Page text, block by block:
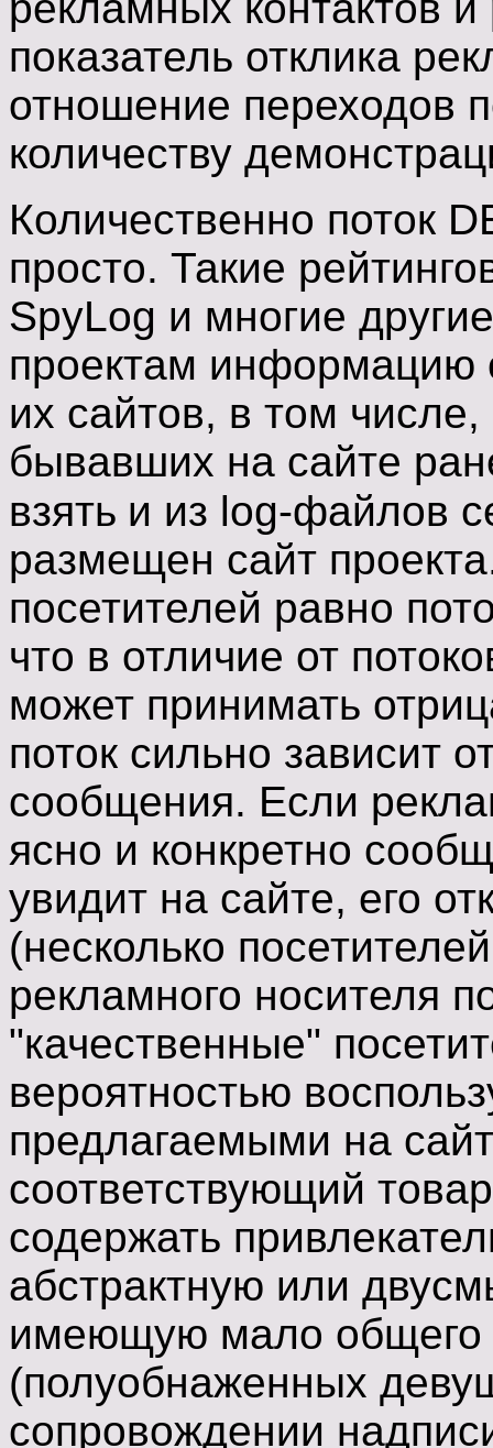
показатель отклика
отношение переходов
количеству
Количественно поток
просто. Такие
SpyLog и многие
проектам информацию
их сайтов, в том
бывавших на сайте
взять и из log-файлов
размещен сайт
посетителей равно
что в отличие от
может принимать
поток сильно зависит
сообщения. Если
ясно и конкретно
увидит на сайте, его
(несколько
рекламного носителя
"качественные"
вероятностью
предлагаемыми на
соответствующий
содержать
абстрактную или
имеющую мало общего
(полуобнаженных
сопровождении